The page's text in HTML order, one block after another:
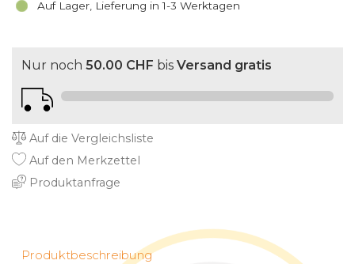
Auf Lager, Lieferung in 1-3 Werktagen
Nur noch 50.00 CHF bis Versand gratis
Auf die Vergleichsliste
Auf den Merkzettel
Produktanfrage
Produktbeschreibung